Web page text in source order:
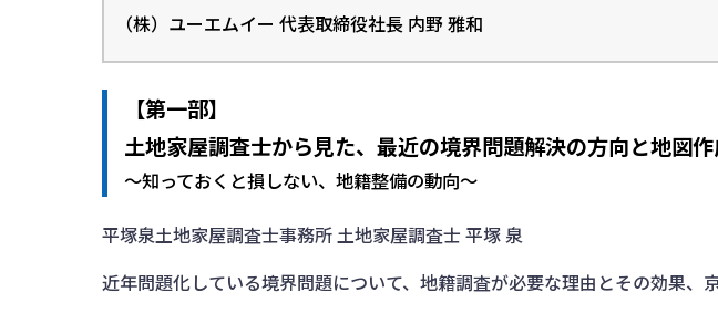
（株）ユーエムイー 代表取締役社長 内野 雅和
【第一部】
土地家屋調査士から見た、最近の境界問題解決の方向と地図
～知っておくと損しない、地籍整備の動向～
平塚泉土地家屋調査士事務所 土地家屋調査士 平塚 泉
近年問題化している境界問題について、地籍調査が必要な理由とその効果、